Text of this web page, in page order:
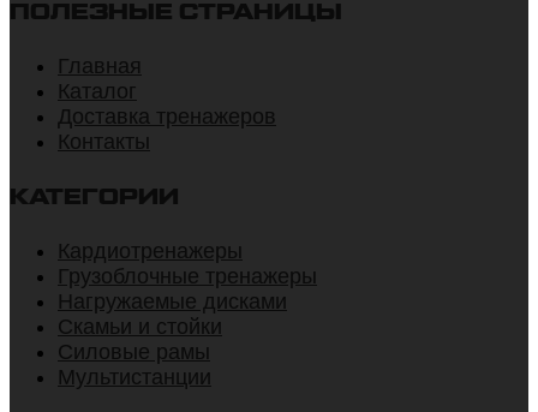
ПОЛЕЗНЫЕ СТРАНИЦЫ
Главная
Каталог
Доставка тренажеров
Контакты
КАТЕГОРИИ
Кардиотренажеры
Грузоблочные тренажеры
Нагружаемые дисками
Скамьи и стойки
Силовые рамы
Мультистанции